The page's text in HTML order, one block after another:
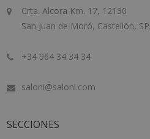
Crta. Alcora Km. 17, 12130
San Juan de Moró, Castellón,
+34 964 34 34 34
saloni@saloni.com
SECCIONES